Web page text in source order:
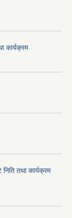
कार्यक्रम
तथा कार्यक्रम